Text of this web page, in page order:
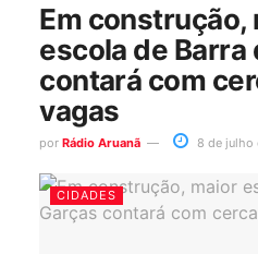
Em construção,
escola de Barra
contará com
vagas
por Rádio Aruanã 8 de julho
CIDADES